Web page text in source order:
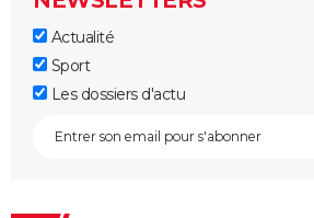
Actualité
Sport
Les dossiers d'actu